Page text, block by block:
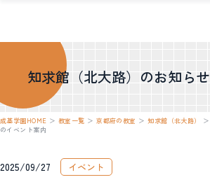
知求館（北大路）のお知らせ
成基学園HOME ＞ 教室一覧 ＞京都府の教室 ＞知求館（北大路） ＞
のイベント案内
2025/09/27 イベント